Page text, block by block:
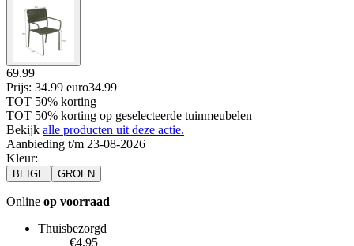
69.99
Prijs: 34.99 euro34.99
TOT 50% korting
TOT 50% korting op geselecteerde tuinmeubelen
Bekijk alle producten uit deze actie.
Aanbieding t/m 23-08-2026
Kleur:
BEIGE GROEN
Online op voorraad
Thuisbezorgd
€4.95